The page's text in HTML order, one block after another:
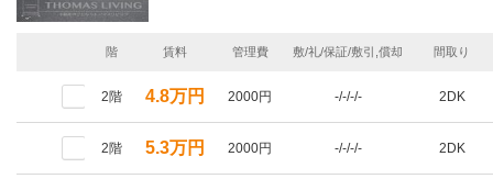
階 賃料 管理費 敷/礼/保証/敷引,償却 間取り
2階 4.8万円 2000円 -/-/-/- 2DK
2階 5.3万円 2000円 -/-/-/- 2DK